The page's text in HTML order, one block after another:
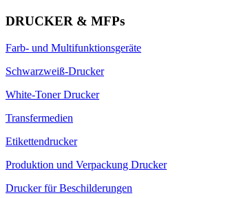
DRUCKER & MFPs
Farb- und Multifunktionsgeräte
Schwarzweiß-Drucker
White-Toner Drucker
Transfermedien
Etikettendrucker
Produktion und Verpackung Drucker
Drucker für Beschilderungen